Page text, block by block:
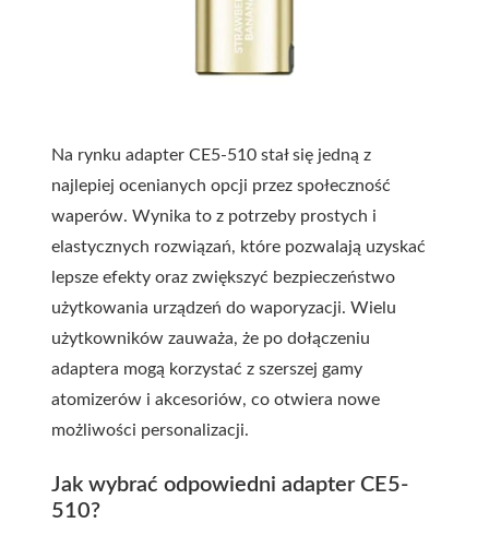
Na rynku adapter CE5-510 stał się jedną z
najlepiej ocenianych opcji przez społeczność
waperów. Wynika to z potrzeby prostych i
elastycznych rozwiązań, które pozwalają uzyskać
lepsze efekty oraz zwiększyć bezpieczeństwo
użytkowania urządzeń do waporyzacji. Wielu
użytkowników zauważa, że po dołączeniu
adaptera mogą korzystać z szerszej gamy
atomizerów i akcesoriów, co otwiera nowe
możliwości personalizacji.
Jak wybrać odpowiedni adapter CE5-
510?